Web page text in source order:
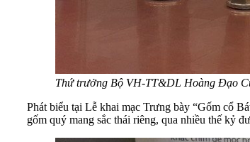
Thứ trưởng Bộ VH-TT&DL Hoàng Đạo
Phát biểu tại Lễ khai mạc Trưng bày “Gốm cổ
gốm quý mang sắc thái riêng, qua nhiều thế kỷ